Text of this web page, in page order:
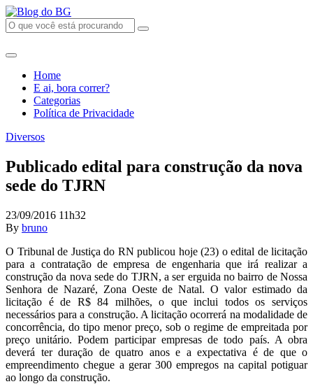
Home
E ai, bora correr?
Categorias
Política de Privacidade
Diversos
Publicado edital para construção da nova
sede do TJRN
23/09/2016 11h32
By bruno
O Tribunal de Justiça do RN publicou hoje (23) o edital de licitação
para a contratação de empresa de engenharia que irá realizar a
construção da nova sede do TJRN, a ser erguida no bairro de Nossa
Senhora de Nazaré, Zona Oeste de Natal. O valor estimado da
licitação é de R$ 84 milhões, o que inclui todos os serviços
necessários para a construção. A licitação ocorrerá na modalidade de
concorrência, do tipo menor preço, sob o regime de empreitada por
preço unitário. Podem participar empresas de todo país. A obra
deverá ter duração de quatro anos e a expectativa é de que o
empreendimento chegue a gerar 300 empregos na capital potiguar
ao longo da construção.